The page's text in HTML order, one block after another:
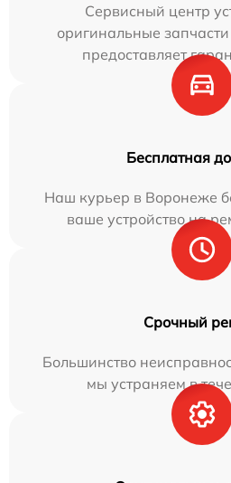
Сервисный центр
оригинальные
предоставляет
Бесплатная
Наш курьер в Воронеже
ваше устройство на
Срочный
Большинство
мы устраняем в